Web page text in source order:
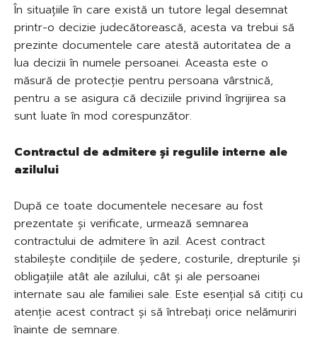
În situațiile în care există un tutore legal desemnat
printr-o decizie judecătorească, acesta va trebui să
prezinte documentele care atestă autoritatea de a
lua decizii în numele persoanei. Aceasta este o
măsură de protecție pentru persoana vârstnică,
pentru a se asigura că deciziile privind îngrijirea sa
sunt luate în mod corespunzător.
Contractul de admitere și regulile interne ale
azilului
După ce toate documentele necesare au fost
prezentate și verificate, urmează semnarea
contractului de admitere în azil. Acest contract
stabilește condițiile de ședere, costurile, drepturile și
obligațiile atât ale azilului, cât și ale persoanei
internate sau ale familiei sale. Este esențial să citiți cu
atenție acest contract și să întrebați orice nelămuriri
înainte de semnare.